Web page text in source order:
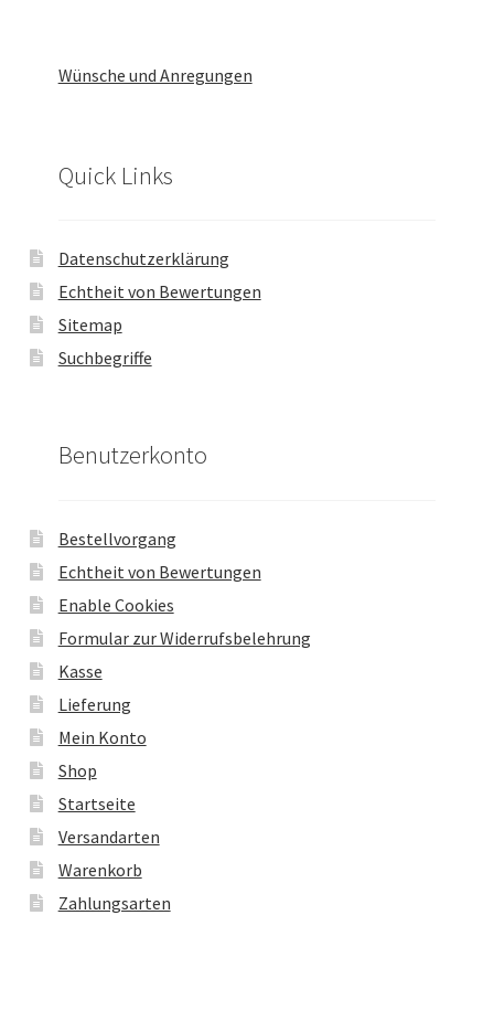
Wünsche und Anregungen
Quick Links
Datenschutzerklärung
Echtheit von Bewertungen
Sitemap
Suchbegriffe
Benutzerkonto
Bestellvorgang
Echtheit von Bewertungen
Enable Cookies
Formular zur Widerrufsbelehrung
Kasse
Lieferung
Mein Konto
Shop
Startseite
Versandarten
Warenkorb
Zahlungsarten